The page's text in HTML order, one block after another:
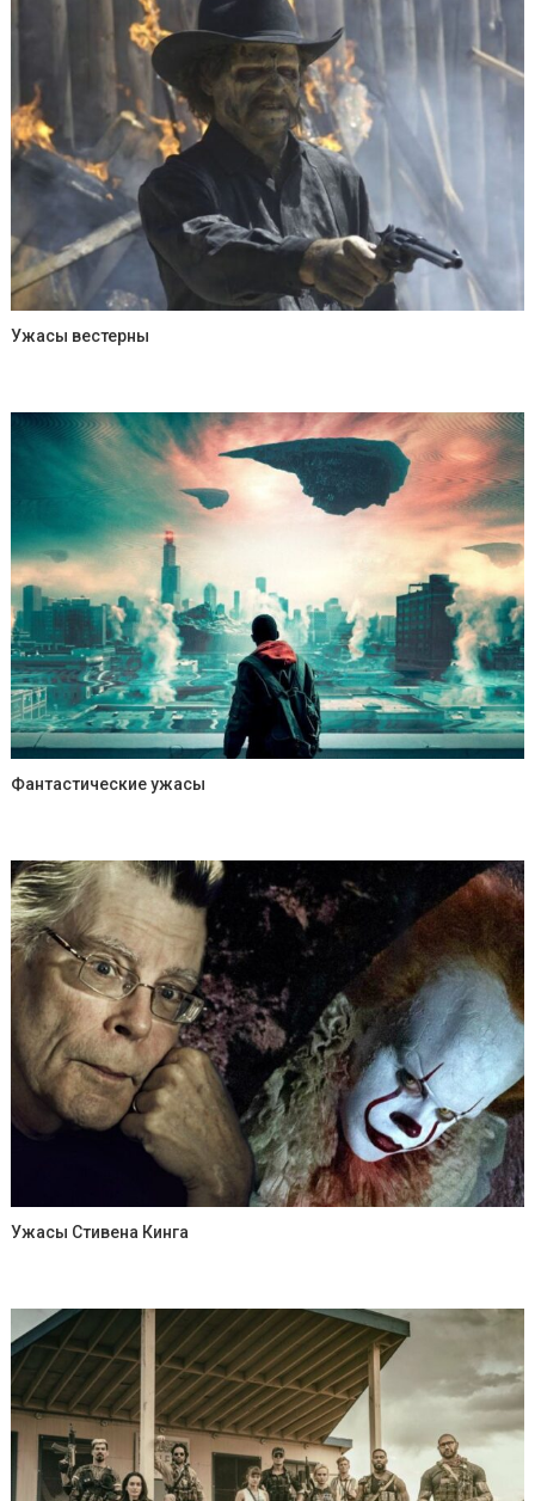
Ужасы вестерны
Фантастические ужасы
Ужасы Стивена Кинга